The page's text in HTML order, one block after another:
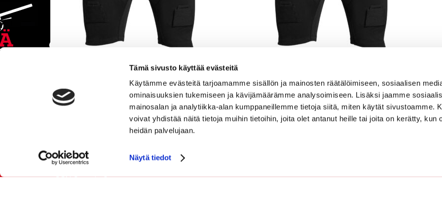
Tämä sivusto käyttää evästeitä
Käytämme evästeitä tarjoamamme sisällön ja mainosten räätälöimiseen, sosiaalisen
ominaisuuksien tukemiseen ja kävijämäärämme analysoimiseen. Lisäksi jaamme
mainosalan ja analytiikka-alan kumppaneillemme tietoja siitä, miten käytät sivustoamme.
voivat yhdistää näitä tietoja muihin tietoihin, joita olet antanut heille tai joita on kerätty, kun
heidän palvelujaan.
Näytä tiedot
49.00
Tarkastele tuotetta
59.00
Tarkastele tuotetta
SGN Sportia Oy